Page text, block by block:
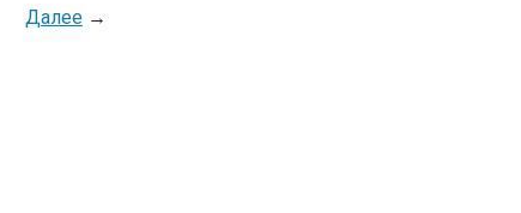
Далее→